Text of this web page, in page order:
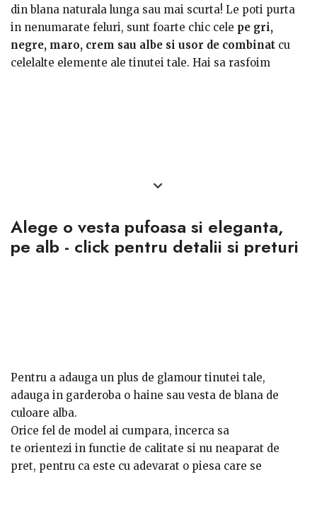
din blana naturala lunga sau mai scurta! Le poti purta
in nenumarate feluri, sunt foarte chic cele pe gri,
negre, maro, crem sau albe si usor de combinat cu
celelalte elemente ale tinutei tale. Hai sa rasfoim
Alege o vesta pufoasa si eleganta,
pe alb - click pentru detalii si preturi
Pentru a adauga un plus de glamour tinutei tale,
adauga in garderoba o haine sau vesta de blana de
culoare alba.
Orice fel de model ai cumpara, incerca sa
te orientezi in functie de calitate si nu neaparat de
pret, pentru ca este cu adevarat o piesa care se